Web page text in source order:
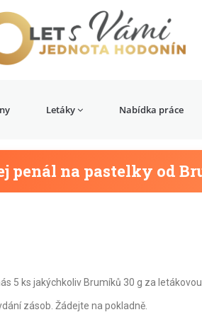
Letáky Nabídka práce
penál na pastelky od
5 ks jakýchkoliv Brumíků 30 g za
zásob. Žádejte na pokladně.